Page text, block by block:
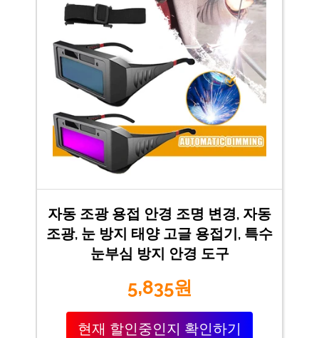
자동 조광 용접 안경 조명 변경, 자동
조광, 눈 방지 태양 고글 용접기, 특수
눈부심 방지 안경 도구
5,835원
현재 할인중인지 확인하기